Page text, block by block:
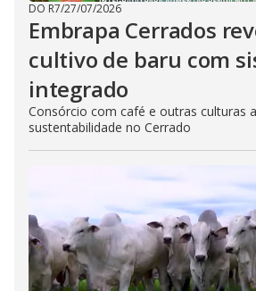
DO R7/27/07/2026
Embrapa Cerrados
cultivo de baru com
integrado
Consórcio com café e outras culturas
sustentabilidade no Cerrado